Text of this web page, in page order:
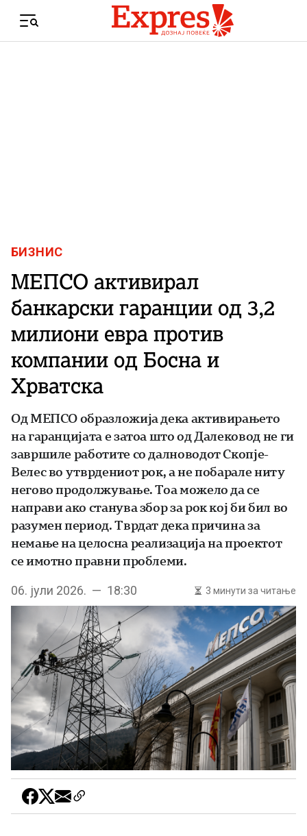
Menu
БИЗНИС
МЕПСО активирал
банкарски гаранции од 3,2
милиони евра против
компании од Босна и
Хрватска
Од МЕПСО образложија дека активирањето
на гаранцијата е затоа што од Далековод не ги
завршиле работите со далноводот Скопје-
Велес во утврдениот рок, а не побарале ниту
негово продолжување. Тоа можело да се
направи ако станува збор за рок кој би бил во
разумен период. Тврдат дека причина за
немање на целосна реализација на проектот
се имотно правни проблеми.
06. јули 2026. — 18:30 3 минути за читање